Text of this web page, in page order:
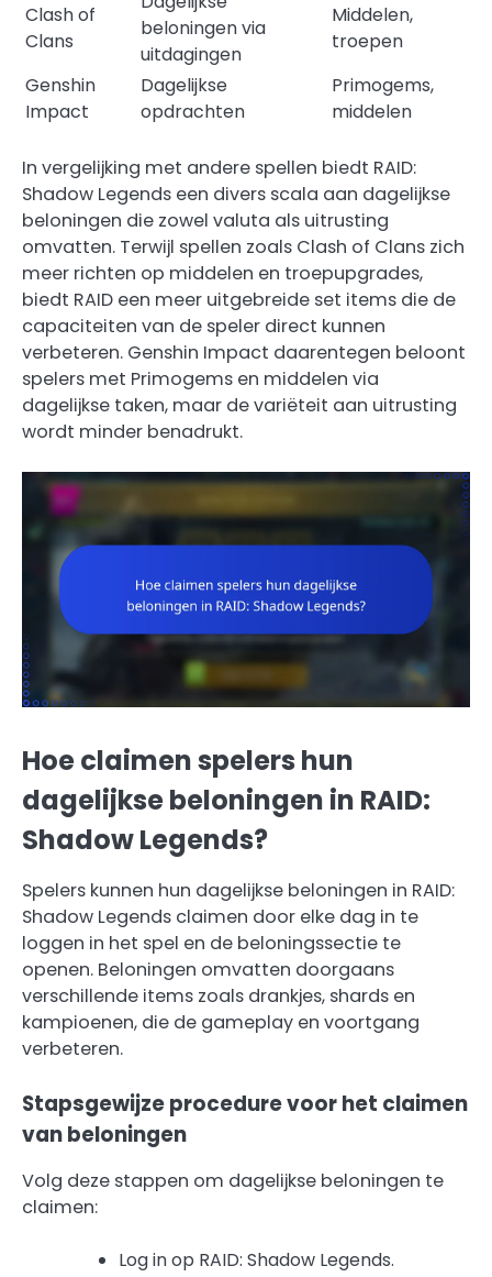
Clash of
Clans
beloningen via
uitdagingen
Middelen,
troepen
Genshin
Impact
Dagelijkse
opdrachten
Primogems,
middelen
In vergelijking met andere spellen biedt RAID:
Shadow Legends een divers scala aan dagelijkse
beloningen die zowel valuta als uitrusting
omvatten. Terwijl spellen zoals Clash of Clans zich
meer richten op middelen en troepupgrades,
biedt RAID een meer uitgebreide set items die de
capaciteiten van de speler direct kunnen
verbeteren. Genshin Impact daarentegen beloont
spelers met Primogems en middelen via
dagelijkse taken, maar de variëteit aan uitrusting
wordt minder benadrukt.
Hoe claimen spelers hun
dagelijkse beloningen in RAID:
Shadow Legends?
Spelers kunnen hun dagelijkse beloningen in RAID:
Shadow Legends claimen door elke dag in te
loggen in het spel en de beloningssectie te
openen. Beloningen omvatten doorgaans
verschillende items zoals drankjes, shards en
kampioenen, die de gameplay en voortgang
verbeteren.
Stapsgewijze procedure voor het claimen
van beloningen
Volg deze stappen om dagelijkse beloningen te
claimen:
Log in op RAID: Shadow Legends.